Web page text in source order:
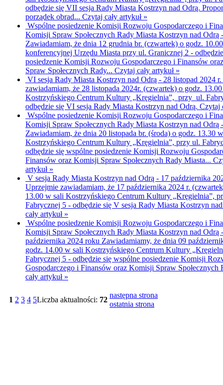
odbędzie się VII sesja Rady Miasta Kostrzyn nad Odrą.
porządek obrad... Czytaj cały artykuł »
Wspólne posiedzenie Komisji Rozwoju Gospodarczego i
Komisji Spraw Społecznych Rady Miasta Kostrzyn nad Odrą
Zawiadamiam, że dnia 12 grudnia br. (czwartek) o godz.
konferencyjnej Urzędu Miasta przy ul. Granicznej 2 -
posiedzenie Komisji Rozwoju Gospodarczego i Finansów
Spraw Społecznych Rady... Czytaj cały artykuł »
VI sesja Rady Miasta Kostrzyn nad Odrą - 28 listopad 2024 r.
zawiadamiam, że 28 listopada 2024r. (czwartek) o godz.
Kostrzyńskiego Centrum Kultury „Kręgielnia”, przy ul.
odbędzie się VI sesja Rady Miasta Kostrzyn nad Odrą. Czytaj
Wspólne posiedzenie Komisji Rozwoju Gospodarczego i
Komisji Spraw Społecznych Rady Miasta Kostrzyn nad Odrą
Zawiadamiam, że dnia 20 listopada br. (środa) o godz. 13.30
Kostrzyńskiego Centrum Kultury „Kręgielnia”, przy ul.
odbędzie się wspólne posiedzenie Komisji Rozwoju
Finansów oraz Komisji Spraw Społecznych Rady Miasta...
artykuł »
V sesja Rady Miasta Kostrzyn nad Odrą - 17 października
Uprzejmie zawiadamiam, że 17 października 2024 r.
13.00 w sali Kostrzyńskiego Centrum Kultury „Kręgielnia”,
Fabrycznej 5 - odbędzie się V sesja Rady Miasta Kostrzyn
cały artykuł »
Wspólne posiedzenie Komisji Rozwoju Gospodarczego i
Komisji Spraw Społecznych Rady Miasta Kostrzyn nad Odrą
października 2024 roku Zawiadamiamy, że dnia 09
godz. 14.00 w sali Kostrzyńskiego Centrum Kultury
Fabrycznej 5 - odbędzie się wspólne posiedzenie Komisji
Gospodarczego i Finansów oraz Komisji Spraw Społecznych
cały artykuł »
1 2 3 4 5Liczba aktualności: 72
następna strona
ostatnia strona